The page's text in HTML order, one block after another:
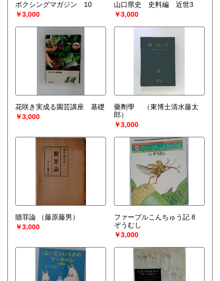
ボクシングマガジン 10
￥3,000
山口県史 史料編 近世3
￥3,000
花咲き実成る園芸講座 基礎
￥3,000
藥劑學
（東博士清水藤太
郎）
￥3,000
贖罪論
（藤原藤男）
￥3,000
ファーブルこんちゅう記 8
ぞうむし
￥3,000